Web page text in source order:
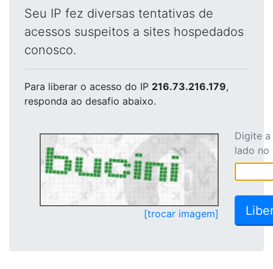
Seu IP fez diversas tentativas de
acessos suspeitos a sites hospedados
conosco.
Para liberar o acesso do IP 216.73.216.179,
responda ao desafio abaixo.
[trocar imagem]
Digite
lado no